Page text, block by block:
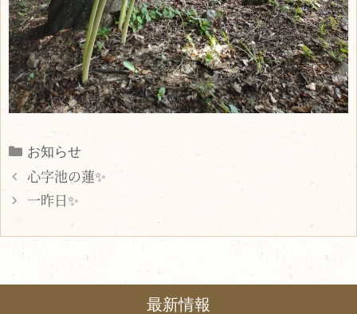
Categories
お知らせ
心字池の蓮✨
一昨日✨
最新情報